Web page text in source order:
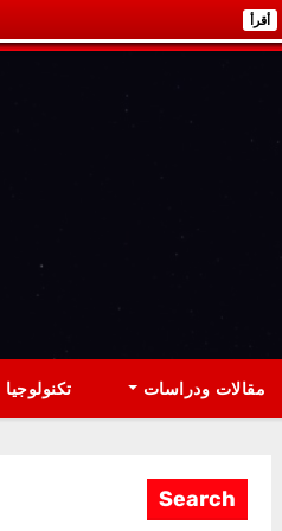
أقرأ
مقالات ودراسات تكنولوجيا
Search